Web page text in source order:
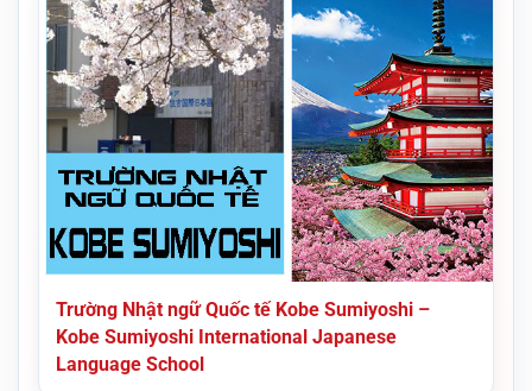
Trường Nhật ngữ Quốc tế Kobe Sumiyoshi –
Kobe Sumiyoshi International Japanese
Language School